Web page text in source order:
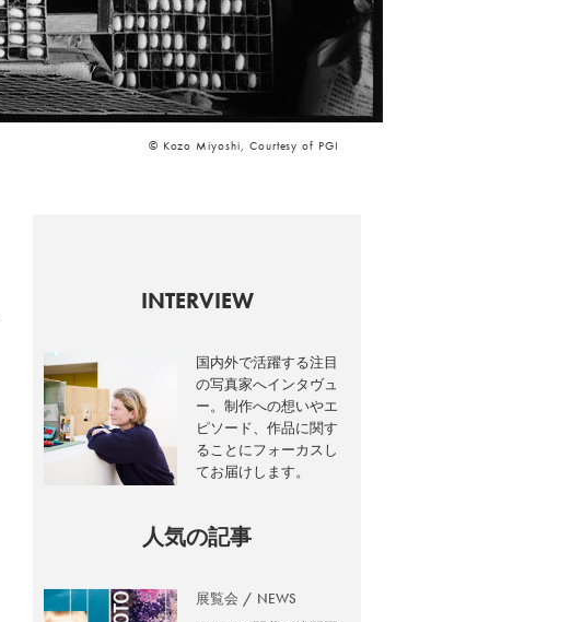
© Kozo Miyoshi, Courtesy of PGI
INTERVIEW
国内外で活躍する注目
の写真家へインタヴュ
ー。制作への想いやエ
ピソード、作品に関す
ることにフォーカスし
てお届けします。
人気の記事
展覧会 NEWS